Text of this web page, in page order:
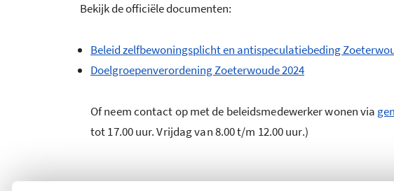
Bekijk de officiële documenten:
Beleid zelfbewoningsplicht en antispeculatiebeding
Doelgroepenverordening Zoeterwoude 2024
Of neem contact op met de beleidsmedewerker wonen via
tot 17.00 uur. Vrijdag van 8.00 t/m 12.00 uur.)